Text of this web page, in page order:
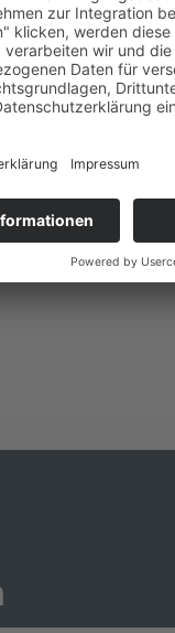
34
in
Aufschub
als
Nähe seiner